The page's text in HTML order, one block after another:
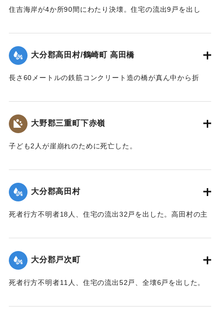
住吉海岸が4か所90間にわたり決壊。住宅の流出9戸を出し
｜固有コード:
大分郡高田村/鶴崎町 高田橋
長さ60メートルの鉄筋コンクリート造の橋が真ん中から折
｜固有コード:
大野郡三重町下赤嶺
子ども2人が崖崩れのために死亡した。
｜固有コード:00481045
大分郡高田村
死者行方不明者18人、住宅の流出32戸を出した。高田村の主
1.5メートル）砂利に埋まり、半数の約100町歩は3〜4寸
（9〜12センチ）の泥で覆われ収穫を迎えたごぼうはほとんど
全滅した。
【出典：大分合同新聞 1943年9月23日朝刊3面】
大分郡戸次町
死者行方不明者11人、住宅の流出52戸、全壊6戸を出した。